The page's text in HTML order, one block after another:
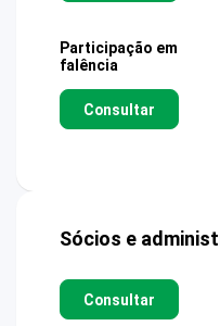
Participação em
falência
Consultar
Sócios e
Consultar